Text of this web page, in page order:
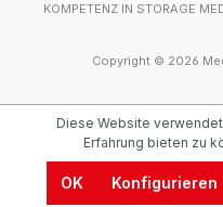
KOMPETENZ IN STORAGE
Copyright © 2026
Diese Website
Erfahrung bieten zu
OK Konfigurieren